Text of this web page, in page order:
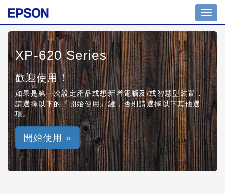
XP-620 Series
歡迎使用！
如果是第一次設定產品或想新增電腦及/或智慧型裝置，
請選擇以下的『開始使用』鍵，否則請選擇以下其他選
項。
開始使用 »